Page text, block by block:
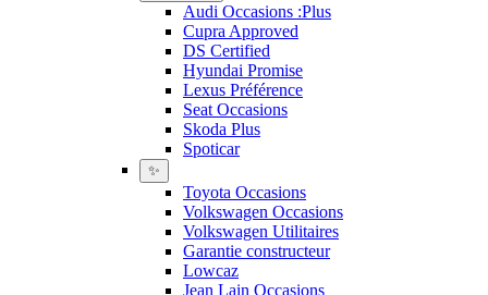
Audi Occasions :Plus
Cupra Approved
DS Certified
Hyundai Promise
Lexus Préférence
Seat Occasions
Skoda Plus
Spoticar
✨
Toyota Occasions
Volkswagen Occasions
Volkswagen Utilitaires
Garantie constructeur
Lowcaz
Jean Lain Occasions